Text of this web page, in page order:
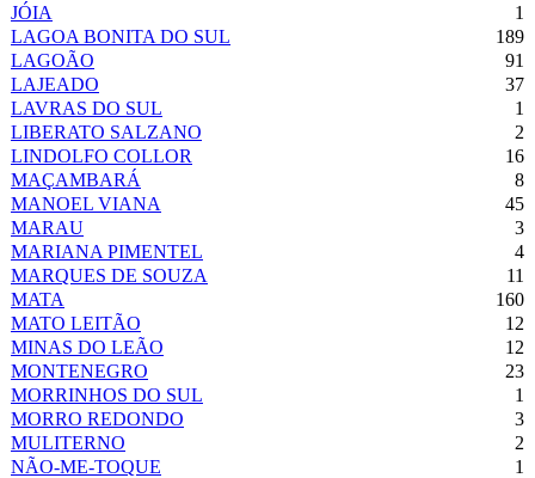
JÓIA
1
LAGOA BONITA DO SUL
189
LAGOÃO
91
LAJEADO
37
LAVRAS DO SUL
1
LIBERATO SALZANO
2
LINDOLFO COLLOR
16
MAÇAMBARÁ
8
MANOEL VIANA
45
MARAU
3
MARIANA PIMENTEL
4
MARQUES DE SOUZA
11
MATA
160
MATO LEITÃO
12
MINAS DO LEÃO
12
MONTENEGRO
23
MORRINHOS DO SUL
1
MORRO REDONDO
3
MULITERNO
2
NÃO-ME-TOQUE
1